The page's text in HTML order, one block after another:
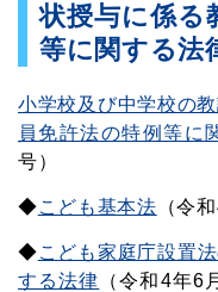
状授与に係る
等に関する法
小学校及び中学校の
員免許法の特例等に
号）
◆こども基本法 （令
◆こども家庭庁設置
する法律 （令和4年6